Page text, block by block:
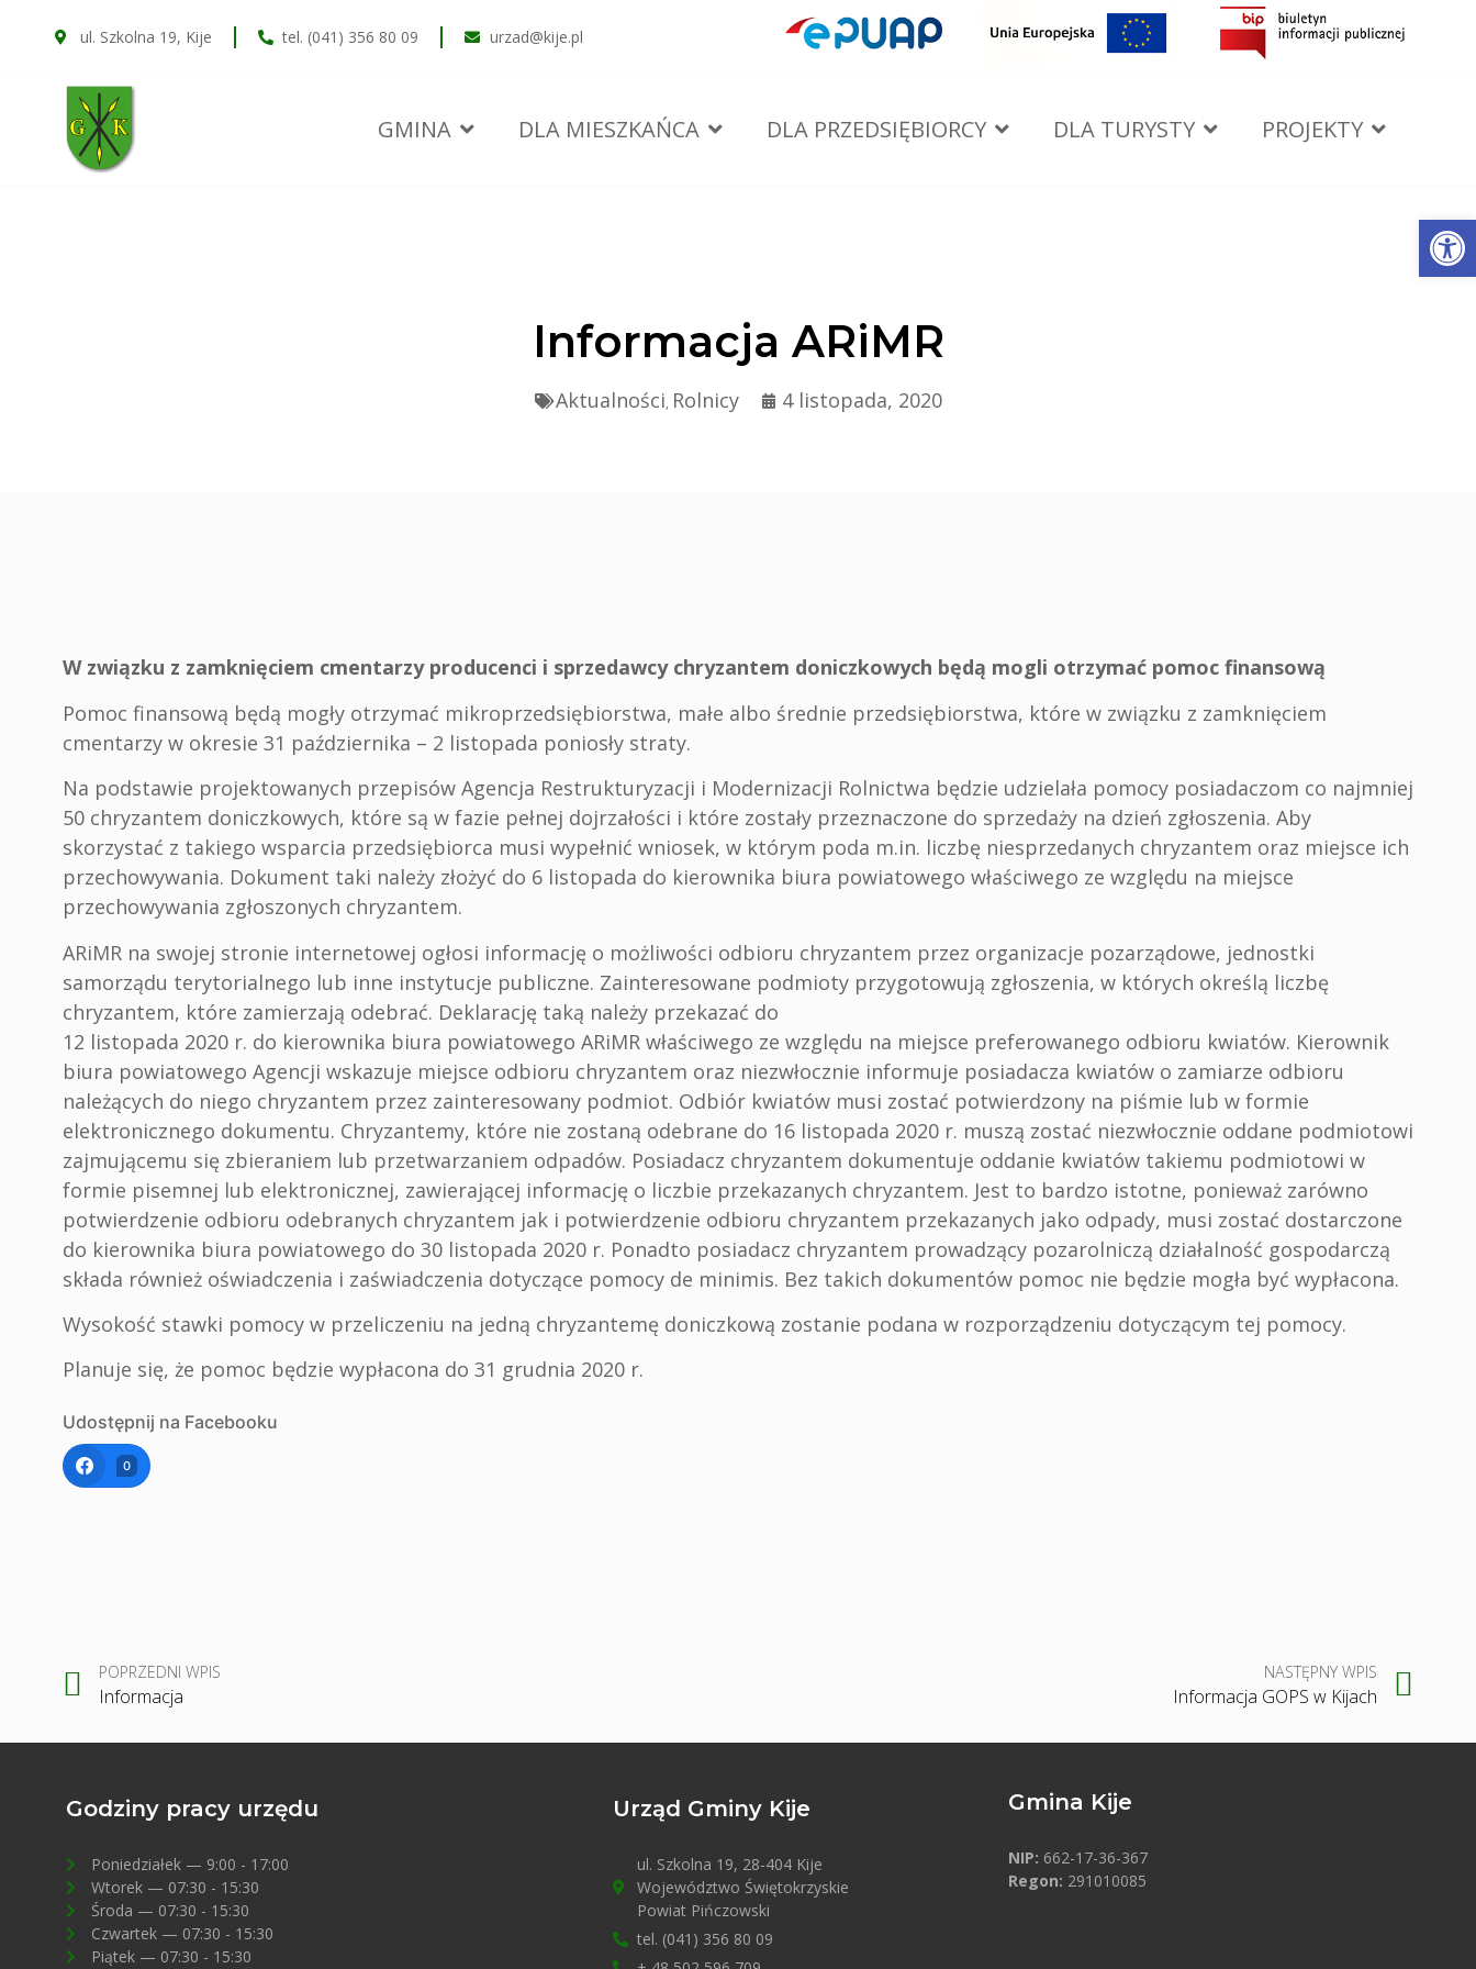
ul. Szkolna 19, Kije tel. (041) 356 80 09 urzad@kije.pl
GMINA DLA MIESZKAŃCA DLA PRZEDSIĘBIORCY DLA TURYSTY PROJEKTY
Informacja ARiMR
Aktualności, Rolnicy 4 listopada, 2020
W związku z zamknięciem cmentarzy producenci i sprzedawcy chryzantem doniczkowych będą mogli otrzymać pomoc finansową
Pomoc finansową będą mogły otrzymać mikroprzedsiębiorstwa, małe albo średnie przedsiębiorstwa, które w związku z zamknięciem
cmentarzy w okresie 31 października – 2 listopada poniosły straty.
Na podstawie projektowanych przepisów Agencja Restrukturyzacji i Modernizacji Rolnictwa będzie udzielała pomocy posiadaczom co najmniej
50 chryzantem doniczkowych, które są w fazie pełnej dojrzałości i które zostały przeznaczone do sprzedaży na dzień zgłoszenia. Aby
skorzystać z takiego wsparcia przedsiębiorca musi wypełnić wniosek, w którym poda m.in. liczbę niesprzedanych chryzantem oraz miejsce ich
przechowywania. Dokument taki należy złożyć do 6 listopada do kierownika biura powiatowego właściwego ze względu na miejsce
przechowywania zgłoszonych chryzantem.
ARiMR na swojej stronie internetowej ogłosi informację o możliwości odbioru chryzantem przez organizacje pozarządowe, jednostki
samorządu terytorialnego lub inne instytucje publiczne. Zainteresowane podmioty przygotowują zgłoszenia, w których określą liczbę
chryzantem, które zamierzają odebrać. Deklarację taką należy przekazać do
12 listopada 2020 r. do kierownika biura powiatowego ARiMR właściwego ze względu na miejsce preferowanego odbioru kwiatów. Kierownik
biura powiatowego Agencji wskazuje miejsce odbioru chryzantem oraz niezwłocznie informuje posiadacza kwiatów o zamiarze odbioru
należących do niego chryzantem przez zainteresowany podmiot. Odbiór kwiatów musi zostać potwierdzony na piśmie lub w formie
elektronicznego dokumentu. Chryzantemy, które nie zostaną odebrane do 16 listopada 2020 r. muszą zostać niezwłocznie oddane podmiotowi
zajmującemu się zbieraniem lub przetwarzaniem odpadów. Posiadacz chryzantem dokumentuje oddanie kwiatów takiemu podmiotowi w
formie pisemnej lub elektronicznej, zawierającej informację o liczbie przekazanych chryzantem. Jest to bardzo istotne, ponieważ zarówno
potwierdzenie odbioru odebranych chryzantem jak i potwierdzenie odbioru chryzantem przekazanych jako odpady, musi zostać dostarczone
do kierownika biura powiatowego do 30 listopada 2020 r. Ponadto posiadacz chryzantem prowadzący pozarolniczą działalność gospodarczą
składa również oświadczenia i zaświadczenia dotyczące pomocy de minimis. Bez takich dokumentów pomoc nie będzie mogła być wypłacona.
Wysokość stawki pomocy w przeliczeniu na jedną chryzantemę doniczkową zostanie podana w rozporządzeniu dotyczącym tej pomocy.
Planuje się, że pomoc będzie wypłacona do 31 grudnia 2020 r.
Udostępnij na Facebooku
0
POPRZEDNI WPIS
Informacja
NASTĘPNY WPIS
Informacja GOPS w Kijach
Godziny pracy urzędu
Poniedziałek — 9:00 - 17:00
Wtorek — 07:30 - 15:30
Środa — 07:30 - 15:30
Czwartek — 07:30 - 15:30
Piątek — 07:30 - 15:30
Urząd Gminy Kije
ul. Szkolna 19, 28-404 Kije
Województwo Świętokrzyskie
Powiat Pińczowski
tel. (041) 356 80 09
Gmina Kije
NIP: 662-17-36-367
Regon: 291010085